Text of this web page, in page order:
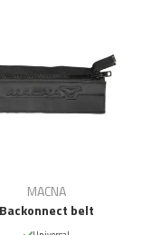
MACNA
Backonnect belt